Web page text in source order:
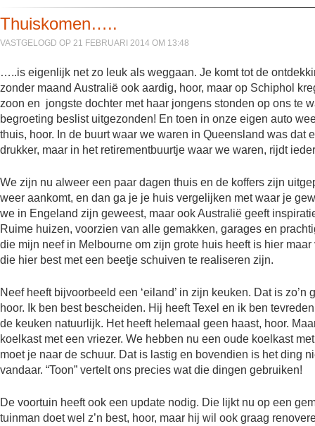
Thuiskomen…..
VASTGELOGD OP 21 FEBRUARI 2014 OM 13:48
…..is eigenlijk net zo leuk als weggaan. Je komt tot de
zonder maand Australië ook aardig, hoor, maar op Schiphol
zoon en jongste dochter met haar jongens stonden op ons te
begroeting beslist uitgezonden! En toen in onze eigen auto
thuis, hoor. In de buurt waar we waren in Queensland was dat
drukker, maar in het retirementbuurtje waar we waren, rijdt
We zijn nu alweer een paar dagen thuis en de koffers zijn
weer aankomt, en dan ga je je huis vergelijken met waar je
we in Engeland zijn geweest, maar ook Australië geeft
Ruime huizen, voorzien van alle gemakken, garages en
die mijn neef in Melbourne om zijn grote huis heeft is hier
die hier best met een beetje schuiven te realiseren zijn.
Neef heeft bijvoorbeeld een ‘eiland’ in zijn keuken. Dat is
hoor. Ik ben best bescheiden. Hij heeft Texel en ik ben
de keuken natuurlijk. Het heeft helemaal geen haast, hoor.
koelkast met een vriezer. We hebben nu een oude koelkast
moet je naar de schuur. Dat is lastig en bovendien is het ding
vandaar. “Toon” vertelt ons precies wat die dingen gebruiken!
De voortuin heeft ook een update nodig. Die lijkt nu op een
tuinman doet wel z’n best, hoor, maar hij wil ook graag